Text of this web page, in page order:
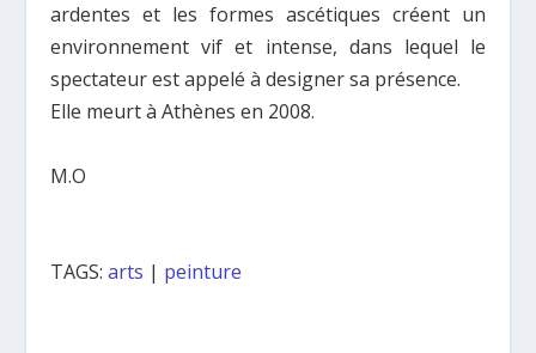
ardentes et les formes ascétiques créent un
environnement vif et intense, dans lequel le
spectateur est appelé à designer sa présence.
Elle meurt à Athènes en 2008.
M.O
TAGS:arts | peinture